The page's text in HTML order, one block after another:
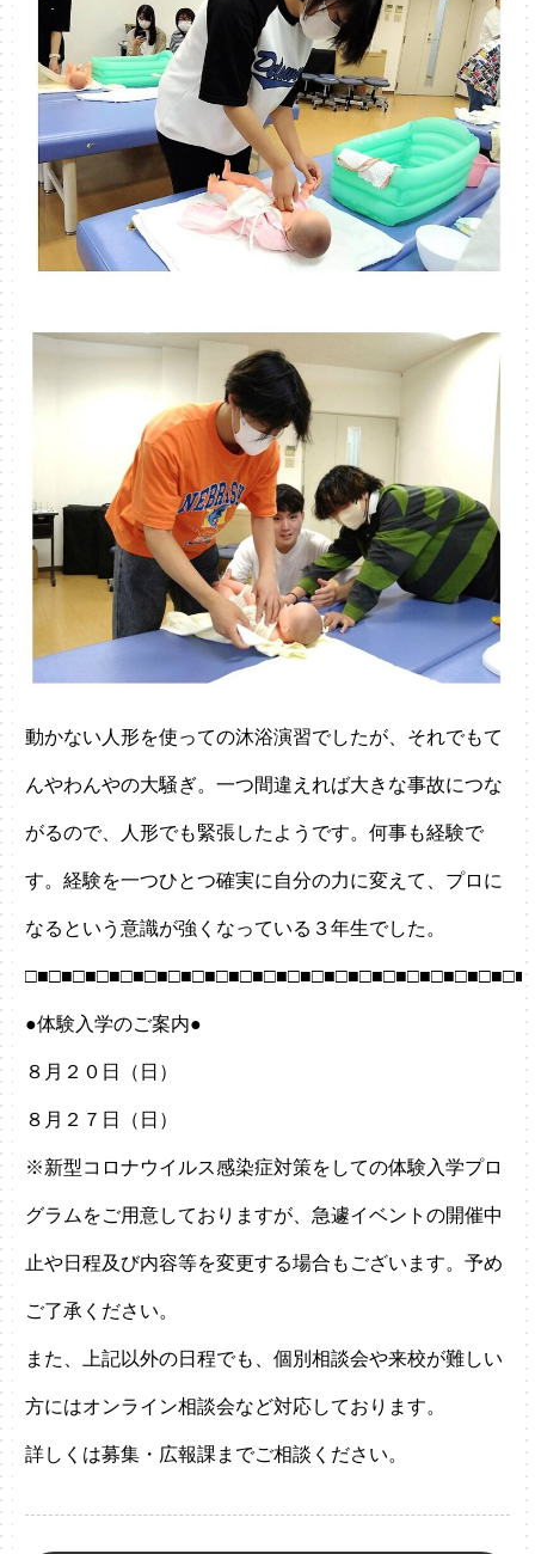
動かない人形を使っての沐浴演習でしたが、それでもて
んやわんやの大騒ぎ。一つ間違えれば大きな事故につな
がるので、人形でも緊張したようです。何事も経験で
す。経験を一つひとつ確実に自分の力に変えて、プロに
なるという意識が強くなっている３年生でした。
●体験入学のご案内●
８月２０日（日）
８月２７日（日）
※新型コロナウイルス感染症対策をしての体験入学プロ
グラムをご用意しておりますが、急遽イベントの開催中
止や日程及び内容等を変更する場合もございます。予め
ご了承ください。
また、上記以外の日程でも、個別相談会や来校が難しい
方にはオンライン相談会など対応しております。
詳しくは募集・広報課までご相談ください。